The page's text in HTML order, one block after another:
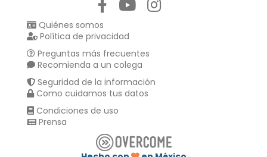
Quiénes somos
Política de privacidad
Preguntas más frecuentes
Recomienda a un colega
Seguridad de la información
Como cuidamos tus datos
Condiciones de uso
Prensa